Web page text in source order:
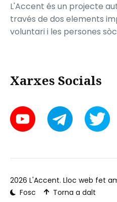
L'Accent és un projecte
través de dos elements
voluntari i les persones
Xarxes Socials
2026 L'Accent. Lloc web fet
Fosc
Torna a dalt